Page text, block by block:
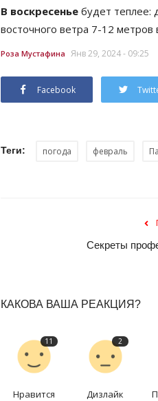
В воскресенье будет теплее:
восточного ветра 7-12 метров
Роза Мустафина Янв 29, 2024 - 09:25
Facebook
Теги: погода февраль
Секреты
КАКОВА ВАША РЕАКЦИЯ?
11
Нравится
2
Дизлайк